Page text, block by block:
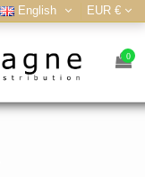
English EUR €
0